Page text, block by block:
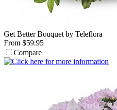
Get Better Bouquet by Teleflora
From $59.95
Compare